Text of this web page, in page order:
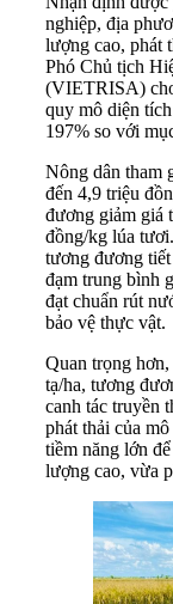
nghiệp, địa
lượng cao, phát
Phó Chủ tịch
(VIETRISA)
quy mô diện
197% so với
Nông dân tham
đến 4,9 triệu
đương giảm giá
đồng/kg lúa
tương đương
đạm trung bình
đạt chuẩn rút
bảo vệ thực vật.
Quan trọng
tạ/ha, tương
canh tác truyền
phát thải của
tiềm năng lớn
lượng cao, vừa